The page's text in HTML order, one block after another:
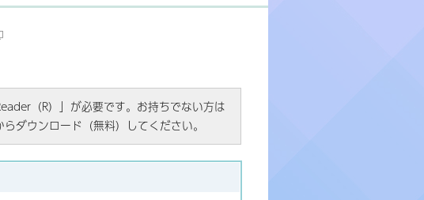
（R）」が必要です。お持ちでない方は
らダウンロード（無料）してください。